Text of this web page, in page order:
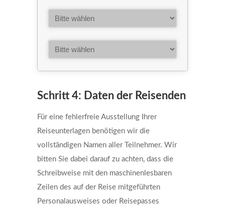
Schritt 4: Daten der Reisenden
Für eine fehlerfreie Ausstellung Ihrer
Reiseunterlagen benötigen wir die
vollständigen Namen aller Teilnehmer. Wir
bitten Sie dabei darauf zu achten, dass die
Schreibweise mit den maschinenlesbaren
Zeilen des auf der Reise mitgeführten
Personalausweises oder Reisepasses